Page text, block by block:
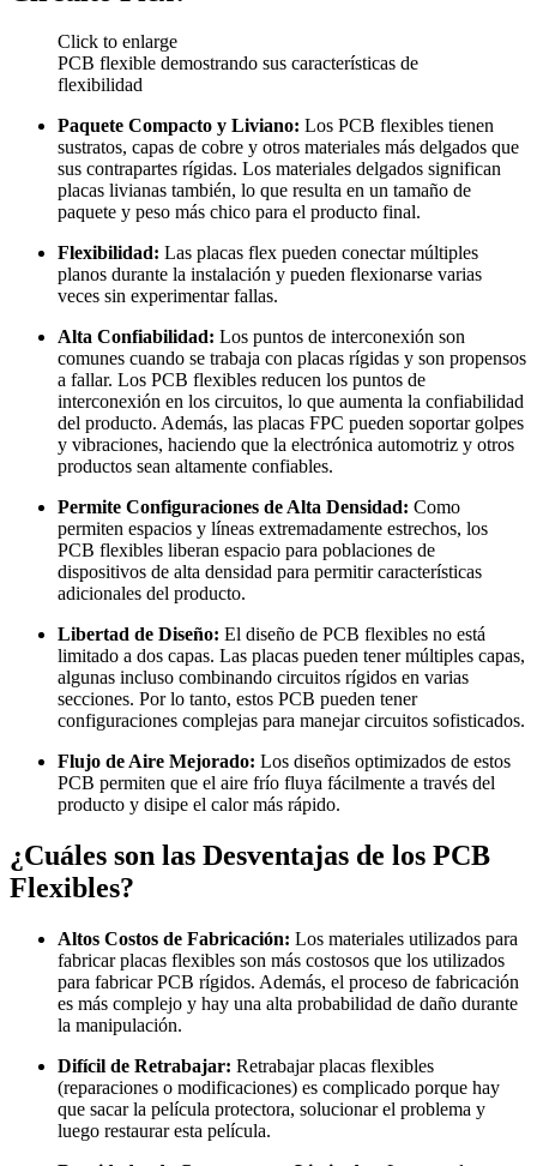
Click to enlarge
PCB flexible demostrando sus características de
flexibilidad
Paquete Compacto y Liviano: Los PCB flexibles tienen
sustratos, capas de cobre y otros materiales más delgados que
sus contrapartes rígidas. Los materiales delgados significan
placas livianas también, lo que resulta en un tamaño de
paquete y peso más chico para el producto final.
Flexibilidad: Las placas flex pueden conectar múltiples
planos durante la instalación y pueden flexionarse varias
veces sin experimentar fallas.
Alta Confiabilidad: Los puntos de interconexión son
comunes cuando se trabaja con placas rígidas y son propensos
a fallar. Los PCB flexibles reducen los puntos de
interconexión en los circuitos, lo que aumenta la confiabilidad
del producto. Además, las placas FPC pueden soportar golpes
y vibraciones, haciendo que la electrónica automotriz y otros
productos sean altamente confiables.
Permite Configuraciones de Alta Densidad: Como
permiten espacios y líneas extremadamente estrechos, los
PCB flexibles liberan espacio para poblaciones de
dispositivos de alta densidad para permitir características
adicionales del producto.
Libertad de Diseño: El diseño de PCB flexibles no está
limitado a dos capas. Las placas pueden tener múltiples capas,
algunas incluso combinando circuitos rígidos en varias
secciones. Por lo tanto, estos PCB pueden tener
configuraciones complejas para manejar circuitos sofisticados.
Flujo de Aire Mejorado: Los diseños optimizados de estos
PCB permiten que el aire frío fluya fácilmente a través del
producto y disipe el calor más rápido.
¿Cuáles son las Desventajas de los PCB
Flexibles?
Altos Costos de Fabricación: Los materiales utilizados para
fabricar placas flexibles son más costosos que los utilizados
para fabricar PCB rígidos. Además, el proceso de fabricación
es más complejo y hay una alta probabilidad de daño durante
la manipulación.
Difícil de Retrabajar: Retrabajar placas flexibles
(reparaciones o modificaciones) es complicado porque hay
que sacar la película protectora, solucionar el problema y
luego restaurar esta película.